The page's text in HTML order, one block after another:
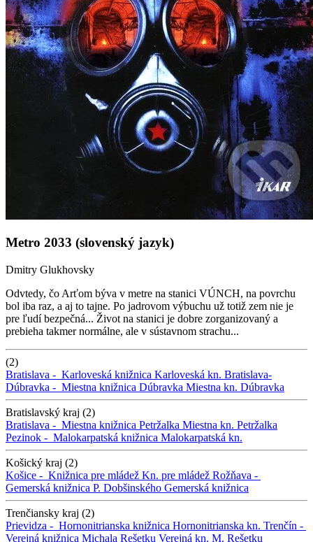
Metro 2033 (slovenský jazyk)
Dmitry Glukhovsky
Odvtedy, čo Arťom býva v metre na stanici VÚNCH, na povrchu
bol iba raz, a aj to tajne. Po jadrovom výbuchu už totiž zem nie je
pre ľudí bezpečná... Život na stanici je dobre zorganizovaný a
prebieha takmer normálne, ale v sústavnom strachu...
(2)
Bratislava - Karloveská knižnica Karloveská kn. Bratislava-
Dúbravka - Miestna knižnica Dúbravka Miestna kn. Dúbravka
Bratislavský kraj (2)
Bratislava - Miestna knižnica Petržalka Miestna kn. Petržalka
Pezinok - Malokarpatská knižnica Malokarpatská kn.
Košický kraj (2)
Košice - Knižnica pre mládež Kn. pre mládež Rožňava -
Gemerská knižnica P. Dobšinského Gemerská knižnica
Trenčiansky kraj (2)
Prievidza - Hornonitrianska knižnica Hornonitrianska kn. Trenčín -
Verejná knižnica Michala Rešetku Verejná kn. M. Rešetku